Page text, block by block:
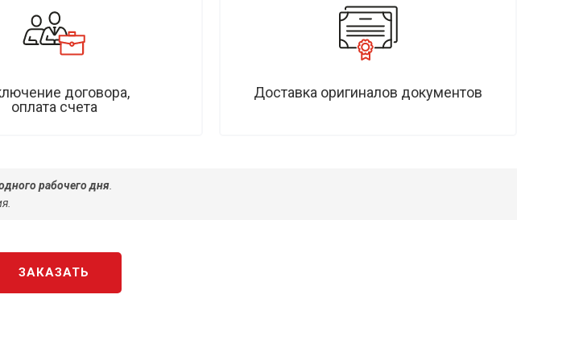
договора,
оплата счета
Доставка оригиналов документов
рабочего дня
ЗАКАЗАТЬ